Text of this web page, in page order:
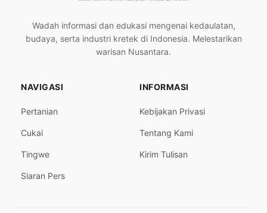
Wadah informasi dan edukasi mengenai kedaulatan,
budaya, serta industri kretek di Indonesia. Melestarikan
warisan Nusantara.
NAVIGASI
Pertanian
Cukai
Tingwe
Siaran Pers
INFORMASI
Kebijakan Privasi
Tentang Kami
Kirim Tulisan